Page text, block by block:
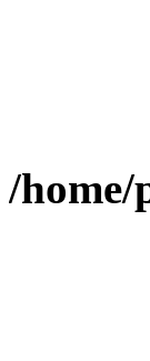
/home/